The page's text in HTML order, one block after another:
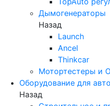
Дымогенераторы
Назад
Launch
Ancel
Thinkcar
Мотортестеры и
Оборудование для
Назад